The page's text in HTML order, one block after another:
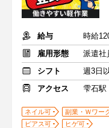
給与
時給
雇用形態
派遣社
シフト
週3日
アクセス
雫石駅
ネイル可 副業・Ｗワー
ピアス可
ヒゲ可